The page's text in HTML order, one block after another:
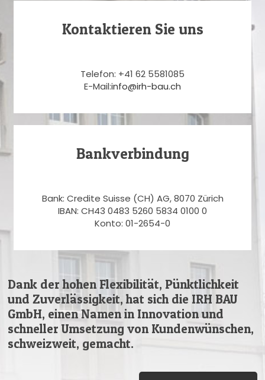
Kontaktieren Sie uns
Telefon: +41 62 5581085
E-Mail:info@irh-bau.ch
Bankverbindung
Bank: Credite Suisse (CH) AG, 8070 Zürich
IBAN: CH43 0483 5260 5834 0100 0
Konto: 01-2654-0
Dank der hohen Flexibilität, Pünktlichkeit
und Zuverlässigkeit, hat sich die IRH BAU
GmbH, einen Namen in Innovation und
schneller Umsetzung von Kundenwünschen,
schweizweit, gemacht.